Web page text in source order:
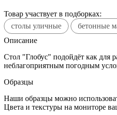
Товар участвует в подборках:
столы уличные
бетонные
Описание
Стол "Глобус" подойдёт как для
неблагоприятным погодным
Образцы
Наши образцы можно
Цвета и текстуры на мониторе